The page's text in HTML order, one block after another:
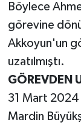
Böylece
görevine
Akkoyun'un
uzatılmıştı.
GÖREVDEN
31 Mart 2024
Mardin